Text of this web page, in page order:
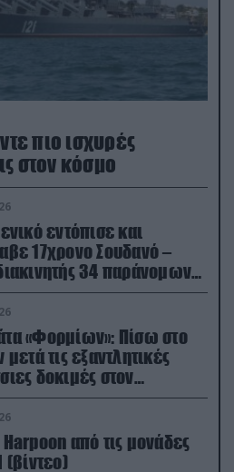
πιο ισχυρές
στον κόσμο
εντόπισε και
17χρονο Σουδανό –
34 παράνομων
«Φορμίων»: Πίσω στο
μετά τις εξαντλητικές
στον
Βισκαϊκό
από τις μονάδες
(βίντεο)